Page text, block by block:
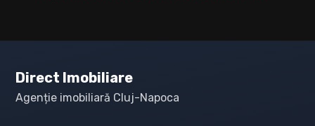
Direct Imobiliare
Agenție imobiliară Cluj-Napoca